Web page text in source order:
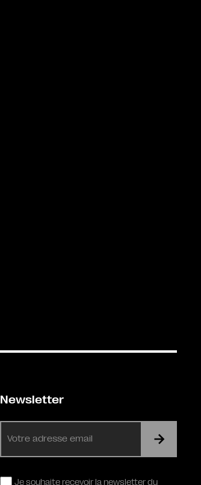
Newsletter
mail
RGPDJe souhaite recevoir la newsletter du